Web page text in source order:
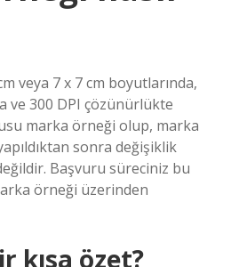
veya 7 x 7 cm boyutlarında,
ve 300 DPI çözünürlükte
marka örneği olup, marka
sonra değişiklik
Başvuru süreciniz bu
örneği üzerinden
kısa özet?